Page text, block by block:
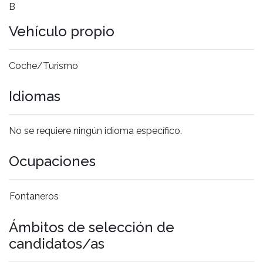
B
Vehículo propio
Coche/Turismo
Idiomas
No se requiere ningún idioma específico.
Ocupaciones
Fontaneros
Ámbitos de selección de
candidatos/as